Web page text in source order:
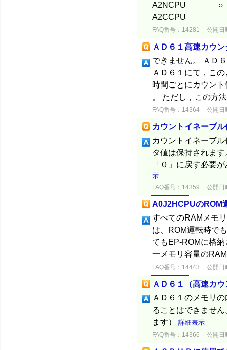
A2CCPU
FAQ番号：14281 公開日
ＡＤ６１高速カウ
できません。 ＡＤ
ＡＤ６１にて，こ
時間ごとにカウン
。 ただし，この方
FAQ番号：14364 公開日
カウントイネーブ
カウントイネーブ
タ値は保持されま
「０」に戻す必要
示
FAQ番号：14359 公開日
A0J2HCPUのROM
すべてのRAMメモ
は、ROM運転時で
てもEP-ROMに格
一メモリ容量の
FAQ番号：14443 公開日
ＡＤ６１（高速カ
ＡＤ６１のメモリ
ることはできませ
ます） 詳細表示
FAQ番号：14366 公開日